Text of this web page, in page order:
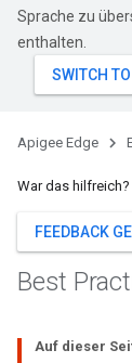
Sprache zu
enthalten.
Apigee Edge
War das hilfreich?
FEEDBACK
Best
Auf dieser